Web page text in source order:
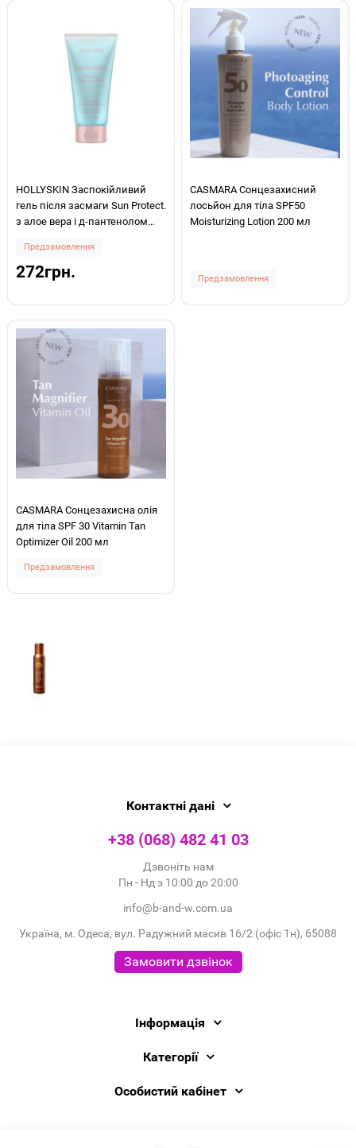
HOLLYSKIN Заспокійливий
гель після засмаги Sun Protect.
з алое вера і д-пантенолом
Предзамовлення
272грн.
CASMARA Сонцезахисний
лосьйон для тіла SPF50
Moisturizing Lotion 200 мл
Предзамовлення
CASMARA Сонцезахисна олія
для тіла SPF 30 Vitamin Tan
Optimizer Oil 200 мл
Предзамовлення
Контактні дані
+38 (068) 482 41 03
Дзвоніть нам
Пн - Нд з 10:00 до 20:00
info@b-and-w.com.ua
Україна, м. Одеса, вул. Радужний масив 16/2 (офіс 1н), 65088
Замовити дзвінок
Інформація
Категорії
Особистий кабінет